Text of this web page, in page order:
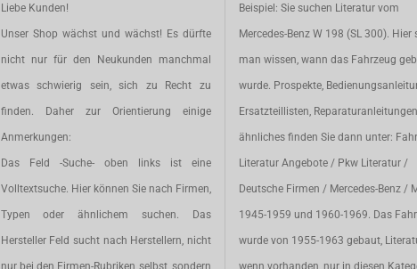
Liebe Kunden!
Unser Shop wächst und wächst! Es dürfte
nicht nur für den Neukunden manchmal
etwas schwierig sein, sich zu Recht zu
finden. Daher zur Orientierung einige
Anmerkungen:
Das Feld -Suche- oben links ist eine
Volltextsuche. Hier können Sie nach Firmen,
Typen oder ähnlichem suchen. Das
Hersteller Feld sucht nach Herstellern, nicht
nur bei den Firmen-Rubriken selbst, sondern
Beispiel: Sie suchen Literatur vom
Mercedes-Benz W 198 (SL 300). Hier
man wissen, wann das Fahrzeug
wurde. Prospekte,
Ersatzteillisten,
ähnliches finden Sie dann unter:
Literatur Angebote / Pkw Literatur /
Deutsche Firmen / Mercedes-Benz /
1945-1959 und 1960-1969. Das
wurde von 1955-1963 gebaut,
wenn vorhanden, nur in diesen